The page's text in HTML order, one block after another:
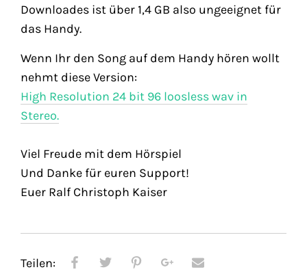
Downloades ist über 1,4 GB also ungeeignet für
das Handy.
Wenn Ihr den Song auf dem Handy hören wollt
nehmt diese Version:
High Resolution 24 bit 96 loosless wav in
Stereo.
Viel Freude mit dem Hörspiel
Und Danke für euren Support!
Euer Ralf Christoph Kaiser
Teilen: